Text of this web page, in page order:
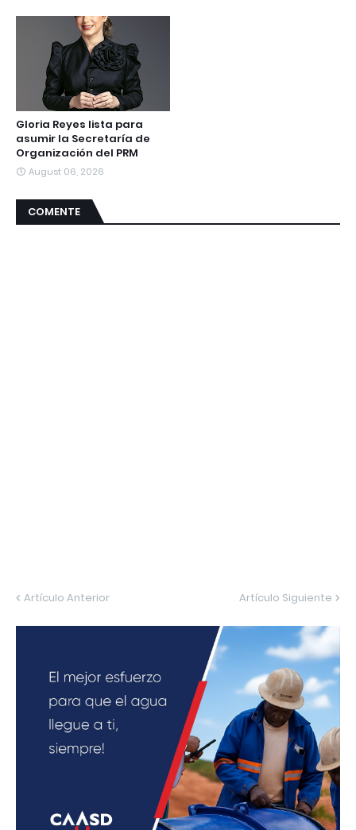
Gloria Reyes lista para
asumir la Secretaría de
Organización del PRM
August 06, 2026
COMENTE
Artículo Anterior Artículo Siguiente